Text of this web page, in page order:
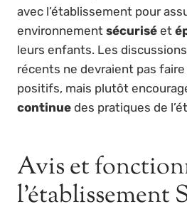
avec l’établissement pour
environnement sécurisé et
leurs enfants. Les
récents ne devraient pas
positifs, mais plutôt
continue des pratiques de
Avis et
l’établissement